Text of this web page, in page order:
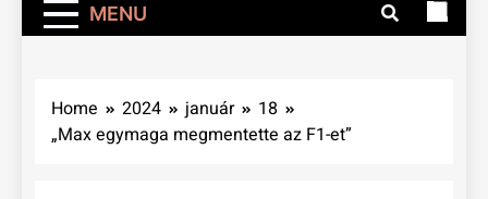
MENU
Home 2024 január
18
„Max egymaga megmentette az F1-et”